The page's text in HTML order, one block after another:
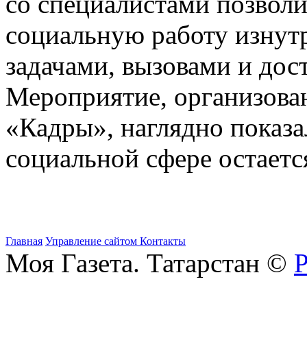
социальную работу
задачами, вызовами и
Мероприятие,
«Кадры», наглядно
социальной сфере
Главная Управление сайтом Контакты
Моя Газета. Татарстан ©